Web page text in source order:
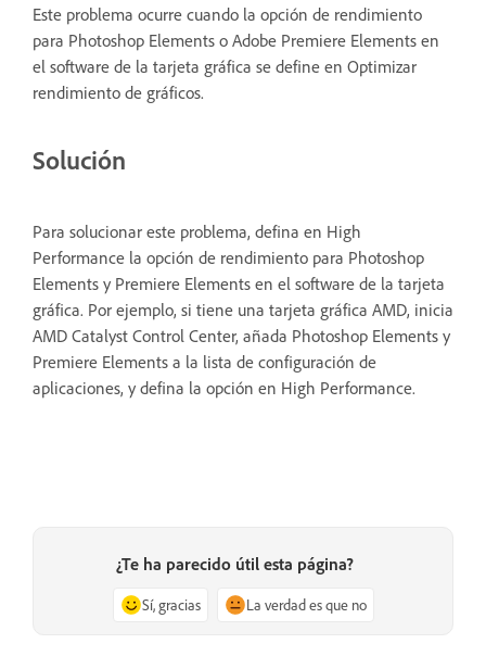
Este problema ocurre cuando la opción de rendimiento
para Photoshop Elements o Adobe Premiere Elements en
el software de la tarjeta gráfica se define en Optimizar
rendimiento de gráficos.
Solución
Para solucionar este problema, defina en High
Performance la opción de rendimiento para Photoshop
Elements y Premiere Elements en el software de la tarjeta
gráfica. Por ejemplo, si tiene una tarjeta gráfica AMD, inicia
AMD Catalyst Control Center, añada Photoshop Elements y
Premiere Elements a la lista de configuración de
aplicaciones, y defina la opción en High Performance.
¿Te ha parecido útil esta página?
Sí, gracias La verdad es que no